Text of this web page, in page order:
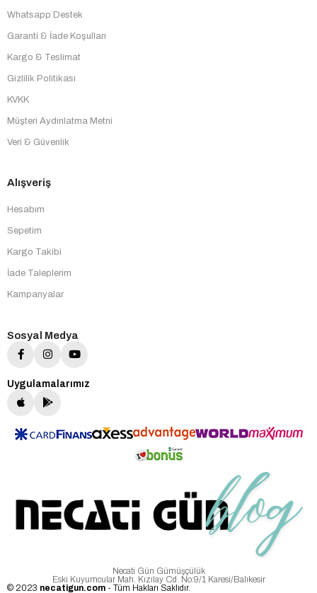
Whatsapp Destek
Garanti & İade Koşulları
Kargo & Teslimat
Gizlilik Politikası
KVKK
Müşteri Aydınlatma Metni
Veri & Güvenlik
Alışveriş
Hesabım
Sepetim
Kargo Takibi
İade Taleplerim
Kampanyalar
Sosyal Medya
Uygulamalarımız
Necati Gün Gümüşçülük
Eski Kuyumcular Mah. Kızılay Cd. No:9/1 Karesi/Balıkesir
© 2023 necatigun.com - Tüm Hakları Saklıdır.